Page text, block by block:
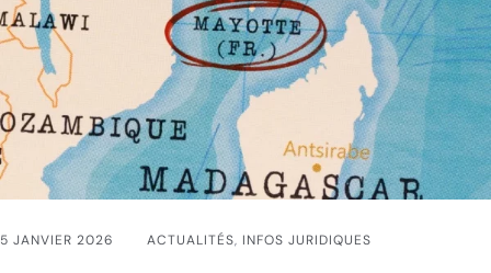
5 JANVIER 2026 ACTUALITÉS, INFOS JURIDIQUES